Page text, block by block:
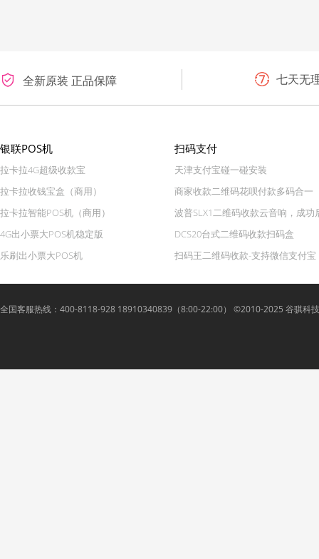
全新原装 正品保障 七天无
银联POS机
拉卡拉4G超级收款宝
拉卡拉收钱宝盒（商用）
拉卡拉智能POS机（商用）
4G出小票大POS机稳定版
乐刷出小票大POS机
扫码支付
天津支付宝碰一碰安装
商家收款二维码花呗付款多码合一
波普SLX1二维码收款云音响，成功
DCS20台式二维码收款扫码盒
扫码王二维码收款-支持微信支付宝
全国客服热线：400-8118-928 18910340839（8:00-22:00） ©2010-2025 谷骐科